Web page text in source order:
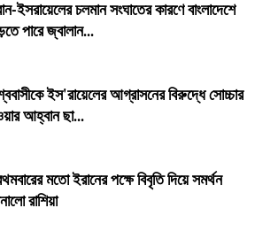
ইসরায়েলের চলমান সংঘাতের কারণে বাংলাদেশে
পারে জ্বালান...
ইস'রায়েলের আগ্রাসনের বিরুদ্ধে সোচ্চার
আহ্বান ছা...
মতো ইরানের পক্ষে বিবৃতি দিয়ে সমর্থন
রাশিয়া